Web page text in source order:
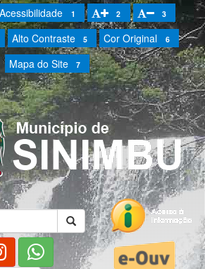
Acessibilidade 1 2 3
Alto Contraste 5 Cor Original 6
Mapa do Site 7